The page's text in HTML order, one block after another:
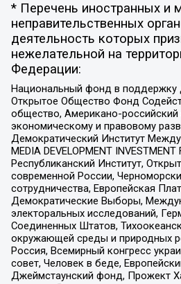
* Перечень иностранных и
неправительственных
деятельность которых
нежелательной на
Федерации:
Национальный фонд в поддержку
Открытое Общество Фонд
общество, Американо-
экономическому и правовому
Демократический Институт
MEDIA DEVELOPMENT
Республиканский Институт,
современной России,
сотрудничества, Европейская
Демократические Выборы,
электоральных исследований,
Соединенных Штатов,
окружающей среды и природных
Россия, Всемирный конгресс
совет, Человек в беде,
Джеймстаунский фонд, Прожект